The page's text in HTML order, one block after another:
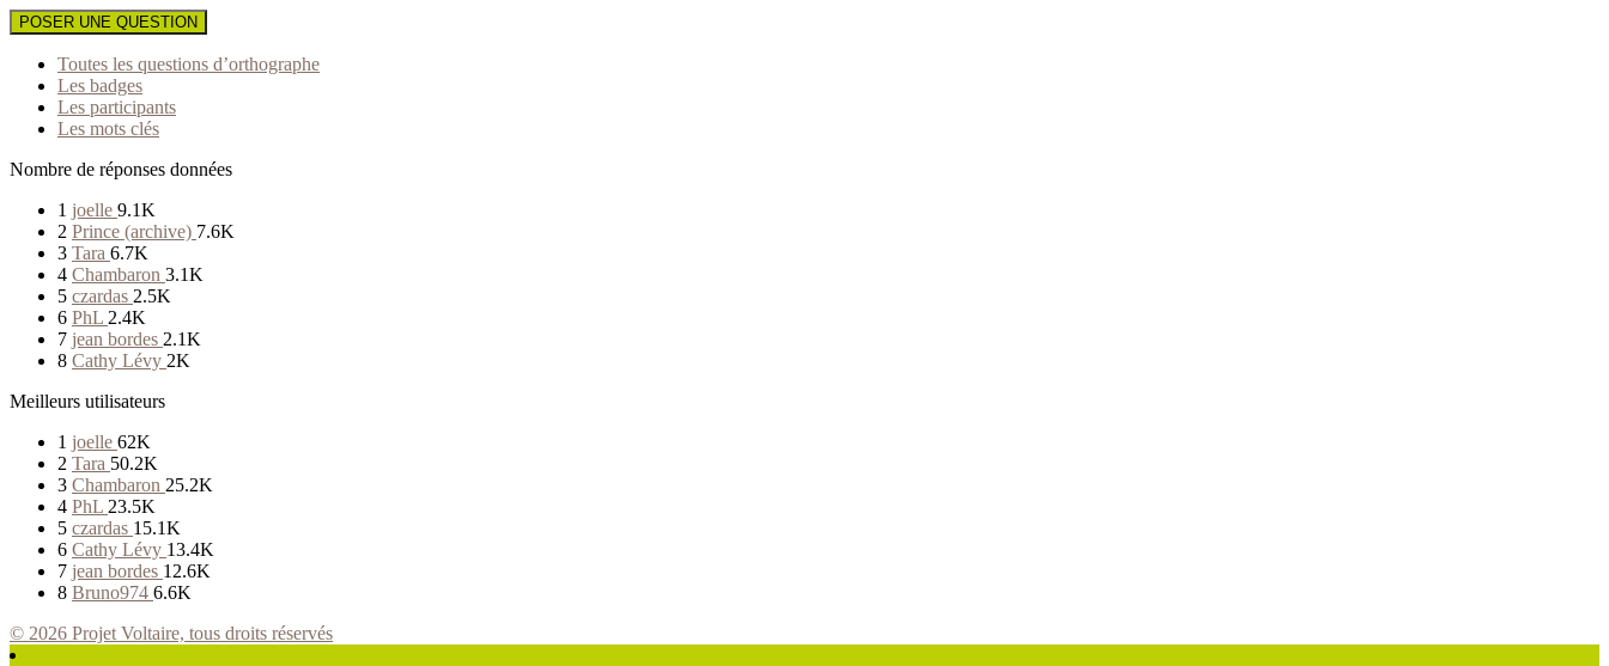
POSER UNE QUESTION
Toutes les questions d’orthographe
Les badges
Les participants
Les mots clés
Nombre de réponses données
1 joelle 9.1K
2 Prince (archive) 7.6K
3 Tara 6.7K
4 Chambaron 3.1K
5 czardas 2.5K
6 PhL 2.4K
7 jean bordes 2.1K
8 Cathy Lévy 2K
Meilleurs utilisateurs
1 joelle 62K
2 Tara 50.2K
3 Chambaron 25.2K
4 PhL 23.5K
5 czardas 15.1K
6 Cathy Lévy 13.4K
7 jean bordes 12.6K
8 Bruno974 6.6K
© 2026 Projet Voltaire, tous droits réservés